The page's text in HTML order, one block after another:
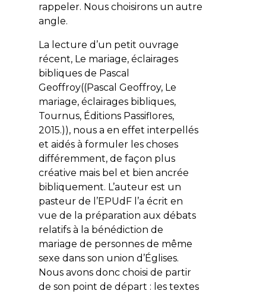
rappeler. Nous choisirons un autre
angle.
La lecture d’un petit ouvrage
récent, Le mariage, éclairages
bibliquesde Pascal
Geoffroy((Pascal Geoffroy, Le
mariage, éclairages bibliques,
Tournus, Éditions Passiflores,
2015.)), nous a en effet interpellés
et aidés à formuler les choses
différemment, de façon plus
créative mais bel et bien ancrée
bibliquement. L’auteur est un
pasteur de l’EPUdF l’a écrit en
vue de la préparation aux débats
relatifs à la bénédiction de
mariage de personnes de même
sexe dans son union d’Églises.
Nous avons donc choisi de partir
de son point de départ : les textes